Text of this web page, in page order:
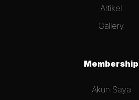
Artikel
Gallery
Membership
Akun Saya